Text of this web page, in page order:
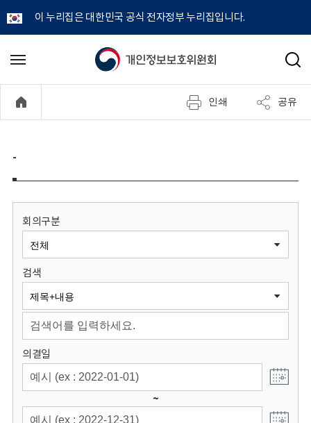
이 누리집은 대한민국 공식 전자정부 누리집입니다.
개
정
보
원
회
메
기
검
인쇄 공유
-
회의구분
검색
의결일
~